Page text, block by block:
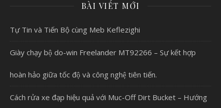
BÀI VIẾT MỚI
Tự Tin và Tiến Bộ cùng Meb Keflezighi
Giày chạy bộ do-win Freelander MT92266 – Sự kết hợp
hoàn hảo giữa tốc độ và công nghệ tiên tiến.
Cách rửa xe đạp hiệu quả với Muc-Off Dirt Bucket – Hướng